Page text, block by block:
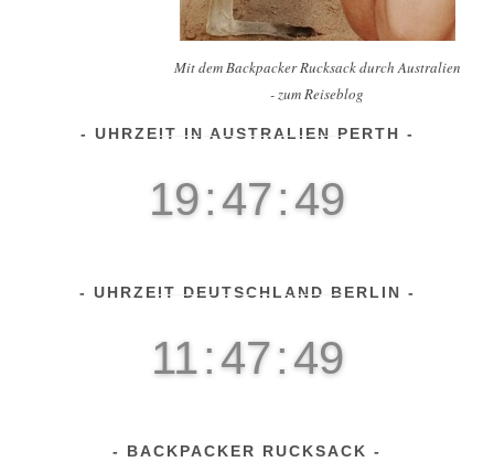
Mit dem Backpacker Rucksack durch Australien
- zum Reiseblog
UHRZEIT IN AUSTRALIEN PERTH
19:47:51
UHRZEIT DEUTSCHLAND BERLIN
11:47:51
BACKPACKER RUCKSACK